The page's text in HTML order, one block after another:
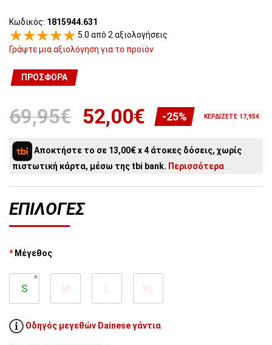
Κωδικός: 1815944.631
5.0 από 2 αξιολογήσεις
Γράψτε μια αξιολόγηση για το προϊόν
ΠΡΟΣΦΟΡΆ
69,95€ 52,00€ -25% ΚΕΡΔΊΖΕΤΕ 17,95€
Αποκτήστε το σε 13,00€ x 4 άτοκες δόσεις, χωρίς
πιστωτική κάρτα, μέσω της tbi bank. Περισσότερα
ΕΠΙΛΟΓΈΣ
Μέγεθος
S M L XL
Οδηγός μεγεθών Dainese γάντια